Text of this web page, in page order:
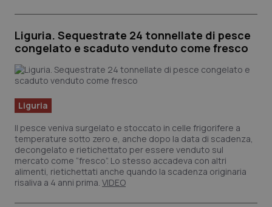
Liguria. Sequestrate 24 tonnellate di pesce
congelato e scaduto venduto come fresco
Liguria
Il pesce veniva surgelato e stoccato in celle frigorifere a
temperature sotto zero e, anche dopo la data di scadenza,
decongelato e rietichettato per essere venduto sul
mercato come “fresco”. Lo stesso accadeva con altri
alimenti, rietichettati anche quando la scadenza originaria
risaliva a 4 anni prima. VIDEO